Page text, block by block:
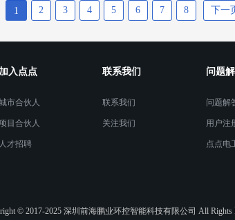
1 2 3 4 5 6 7 8 下一
加入点点
市合伙人
目合伙人
人才招聘
联系我们
联系我们
关注我们
问题
问题解
用户注
点点电
© 2017-2025 深圳前海鹏业环控智能科技有限公司 All Rights